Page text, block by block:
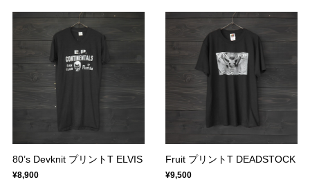
80’s Devknit プリントT ELVIS
¥8,900
Fruit プリントT DEADSTOCK
¥9,500